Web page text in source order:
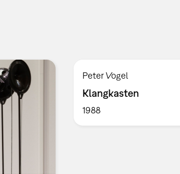
Peter Vogel
Klangkasten
1988